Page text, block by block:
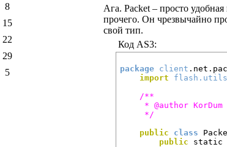
Ага. Packet – просто
прочего. Он чрезвычайно
свой тип.
Код AS3:
package client
import
flash.utils
/**
	 */
public
class
public static
8
15
22
29
5